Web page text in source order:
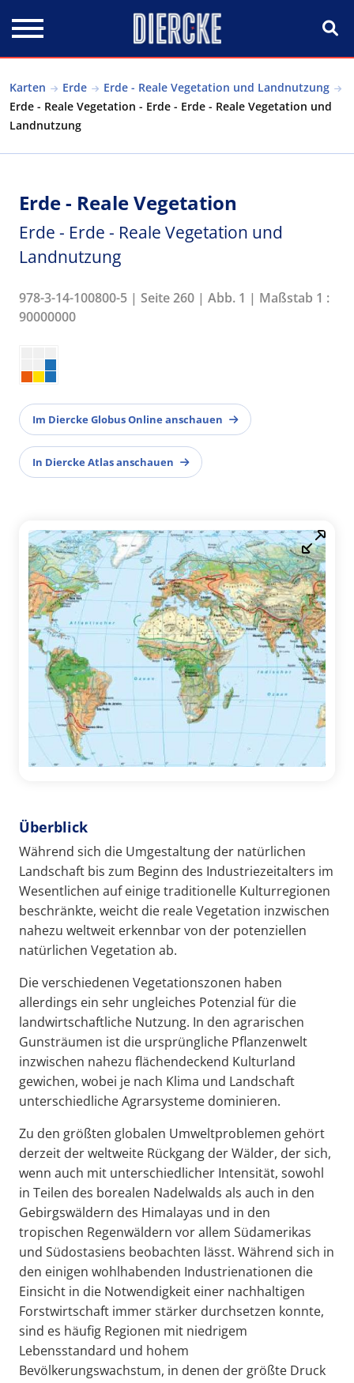
Karten Erde
Erde - Reale Vegetation und Landnutzung
Erde - Reale Vegetation - Erde - Erde - Reale Vegetation und
Landnutzung
Erde - Reale Vegetation
Erde - Erde - Reale Vegetation und
Landnutzung
978-3-14-100800-5 | Seite 260 | Abb. 1 | Maßstab 1 :
90000000
Im Diercke Globus Online anschauen
In Diercke Atlas anschauen
Überblick
Während sich die Umgestaltung der natürlichen
Landschaft bis zum Beginn des Industriezeitalters im
Wesentlichen auf einige traditionelle Kulturregionen
beschränkte, weicht die reale Vegetation inzwischen
nahezu weltweit erkennbar von der potenziellen
natürlichen Vegetation ab.
Die verschiedenen Vegetationszonen haben
allerdings ein sehr ungleiches Potenzial für die
landwirtschaftliche Nutzung. In den agrarischen
Gunsträumen ist die ursprüngliche Pflanzenwelt
inzwischen nahezu flächendeckend Kulturland
gewichen, wobei je nach Klima und Landschaft
unterschiedliche Agrarsysteme dominieren.
Zu den größten globalen Umweltproblemen gehört
derzeit der weltweite Rückgang der Wälder, der sich,
wenn auch mit unterschiedlicher Intensität, sowohl
in Teilen des borealen Nadelwalds als auch in den
Gebirgswäldern des Himalayas und in den
tropischen Regenwäldern vor allem Südamerikas
und Südostasiens beobachten lässt. Während sich in
den einigen wohlhabenden Industrienationen die
Einsicht in die Notwendigkeit einer nachhaltigen
Forstwirtschaft immer stärker durchsetzen konnte,
sind es häufig Regionen mit niedrigem
Lebensstandard und hohem
Bevölkerungswachstum, in denen der größte Druck